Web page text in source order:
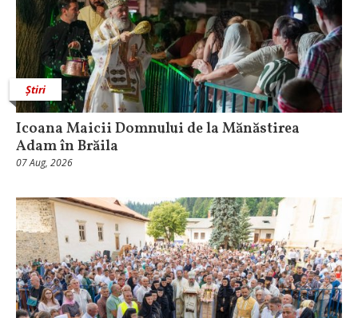
Știri
Icoana Maicii Domnului de la Mănăstirea
Adam în Brăila
07 Aug, 2026